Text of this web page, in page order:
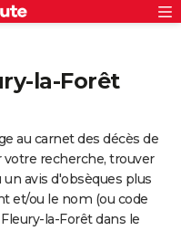
la-Forêt
au carnet des décès de
votre recherche, trouver
avis d'obsèques plus
et/ou le nom (ou code
la-Forêt dans le